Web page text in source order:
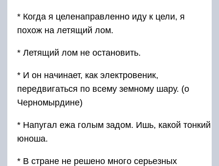
* Когда я целенаправленно иду к цели, я
похож на летящий лом.
* Летящий лом не остановить.
* И он начинает, как электровеник,
передвигаться по всему земному шару. (о
Черномырдине)
* Напугал ежа голым задом. Ишь, какой тонкий
юноша.
* В стране не решено много серьезных